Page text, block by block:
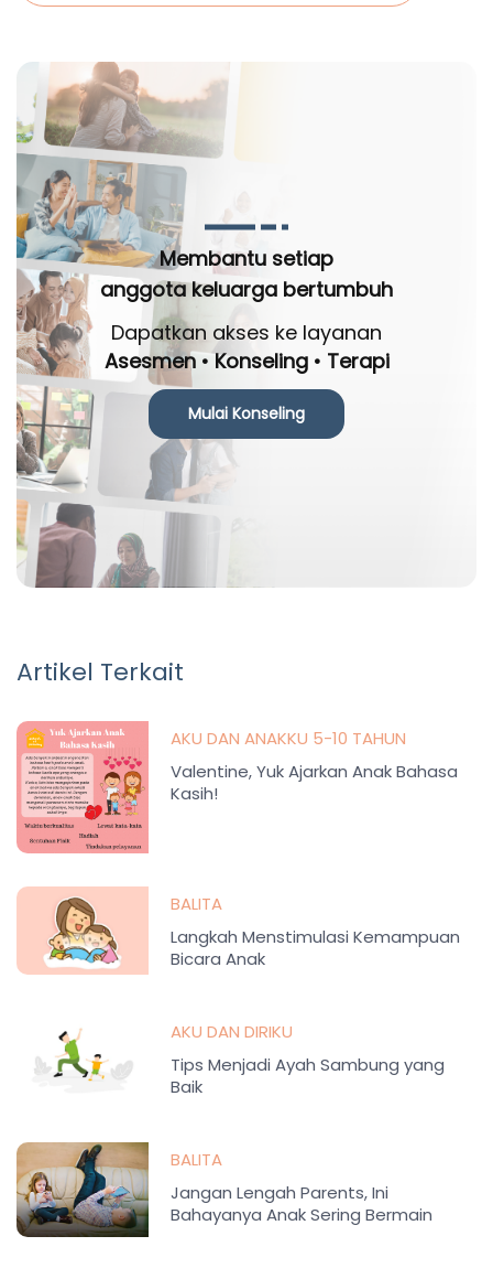
Membantu setiap
anggota keluarga bertumbuh
Dapatkan akses ke layanan
Asesmen • Konseling • Terapi
Mulai Konseling
Artikel Terkait
AKU DAN ANAKKU 5-10 TAHUN
Valentine, Yuk Ajarkan Anak Bahasa
Kasih!
BALITA
Langkah Menstimulasi Kemampuan
Bicara Anak
AKU DAN DIRIKU
Tips Menjadi Ayah Sambung yang
Baik
BALITA
Jangan Lengah Parents, Ini
Bahayanya Anak Sering Bermain